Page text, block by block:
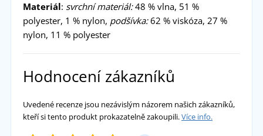
Materiál: svrchní materiál:48 % vlna, 51 %
polyester, 1 % nylon, podšívka:62 % viskóza, 27 %
nylon, 11 % polyester
Hodnocení zákazníků
Uvedené recenze jsou nezávislým názorem našich zákazníků,
kteří si tento produkt prokazatelně zakoupili.Více info.